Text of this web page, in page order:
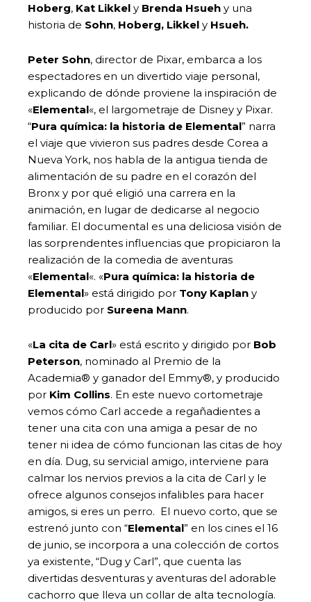
Hoberg, Kat Likkel y Brenda Hsueh y una
historia de Sohn, Hoberg, Likkel y Hsueh.
Peter Sohn, director de Pixar, embarca a los
espectadores en un divertido viaje personal,
explicando de dónde proviene la inspiración de
«Elemental«, el largometraje de Disney y Pixar.
“Pura química: la historia de Elemental” narra
el viaje que vivieron sus padres desde Corea a
Nueva York, nos habla de la antigua tienda de
alimentación de su padre en el corazón del
Bronx y por qué eligió una carrera en la
animación, en lugar de dedicarse al negocio
familiar. El documental es una deliciosa visión de
las sorprendentes influencias que propiciaron la
realización de la comedia de aventuras
«Elemental«. «Pura química: la historia de
Elemental» está dirigido por Tony Kaplan y
producido por Sureena Mann.
«La cita de Carl» está escrito y dirigido por Bob
Peterson, nominado al Premio de la
Academia® y ganador del Emmy®, y producido
por Kim Collins. En este nuevo cortometraje
vemos cómo Carl accede a regañadientes a
tener una cita con una amiga a pesar de no
tener ni idea de cómo funcionan las citas de hoy
en día. Dug, su servicial amigo, interviene para
calmar los nervios previos a la cita de Carl y le
ofrece algunos consejos infalibles para hacer
amigos, si eres un perro. El nuevo corto, que se
estrenó junto con “Elemental” en los cines el 16
de junio, se incorpora a una colección de cortos
ya existente, “Dug y Carl”, que cuenta las
divertidas desventuras y aventuras del adorable
cachorro que lleva un collar de alta tecnología.